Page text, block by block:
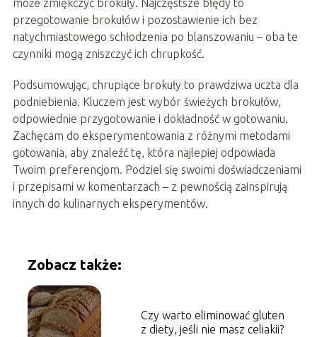
może zmiękczyć brokuły. Najczęstsze błędy to
przegotowanie brokułów i pozostawienie ich bez
natychmiastowego schłodzenia po blanszowaniu – oba te
czynniki mogą zniszczyć ich chrupkość.
Podsumowując, chrupiące brokuły to prawdziwa uczta dla
podniebienia. Kluczem jest wybór świeżych brokułów,
odpowiednie przygotowanie i dokładność w gotowaniu.
Zachęcam do eksperymentowania z różnymi metodami
gotowania, aby znaleźć tę, która najlepiej odpowiada
Twoim preferencjom. Podziel się swoimi doświadczeniami
i przepisami w komentarzach – z pewnością zainspirują
innych do kulinarnych eksperymentów.
Zobacz także:
Czy warto eliminować gluten
z diety, jeśli nie masz celiakii?